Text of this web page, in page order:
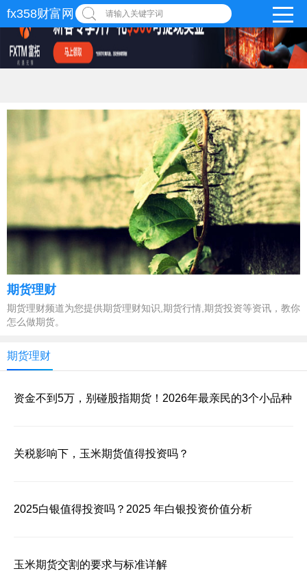
fx358财富网 请输入关键字词
期货理财
期货理财频道为您提供期货理财知识,期货行情,期货投资等资讯，教你
怎么做期货。
期货理财
资金不到5万，别碰股指期货！2026年最亲民的3个小品种
关税影响下，玉米期货值得投资吗？
2025白银值得投资吗？2025 年白银投资价值分析
玉米期货交割的要求与标准详解